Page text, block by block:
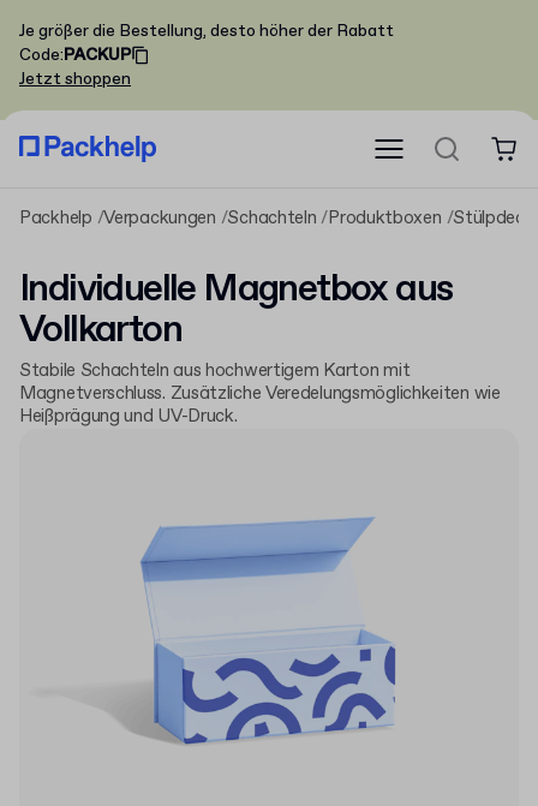
Je größer die Bestellung, desto höher der Rabatt
Code:PACKUP
Jetzt shoppen
Packhelp Verpackungen Schachteln Produktboxen
Individuelle Magnetbox aus
Vollkarton
Stabile Schachteln aus hochwertigem Karton mit
Magnetverschluss. Zusätzliche Veredelungsmöglichkeiten wie
Heißprägung und UV-Druck.